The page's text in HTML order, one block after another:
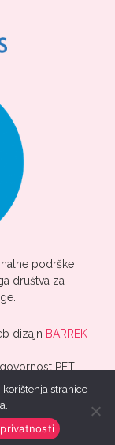
podrške
društva za
dizajn BARREK
PET
stranice